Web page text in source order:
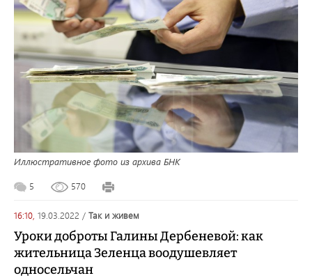
Иллюстративное фото из архива БНК
5 570
16:10, 19.03.2022 / так и живем
Уроки доброты Галины Дербеневой: как
жительница Зеленца воодушевляет
односельчан